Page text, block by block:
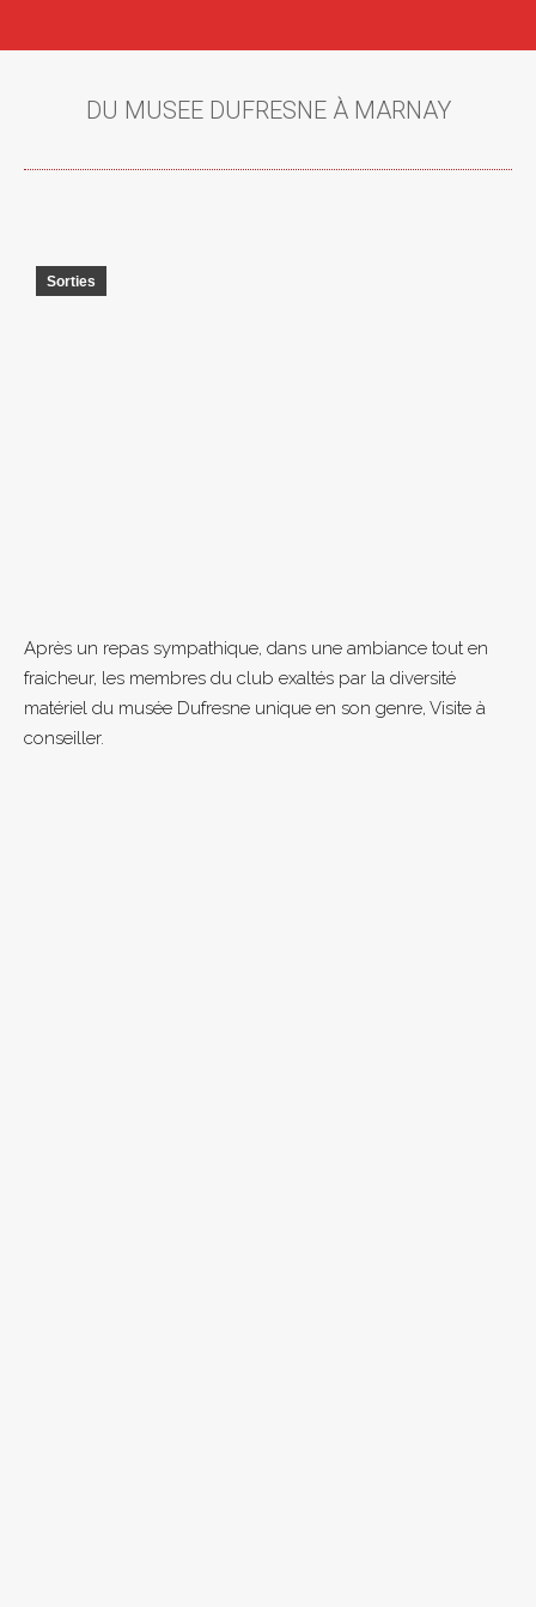
DU MUSEE DUFRESNE À MARNAY
Sorties
Après un repas sympathique, dans une ambiance tout en
fraicheur, les membres du club exaltés par la diversité
matériel du musée Dufresne unique en son genre, Visite à
conseiller.